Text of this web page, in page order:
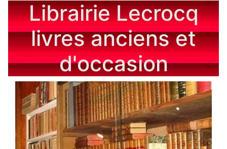
Librairie Lecrocq
livres anciens et
d'occasion